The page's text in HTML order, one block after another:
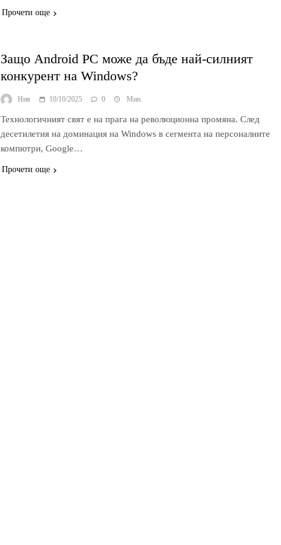
Прочети още
Защо Android PC може да бъде най-силният
конкурент на Windows?
Ния 10/10/2025 0 Мин.
Технологичният свят е на прага на революционна промяна. След
десетилетия на доминация на Windows в сегмента на персоналните
компютри, Google…
Прочети още